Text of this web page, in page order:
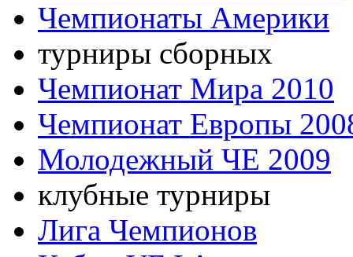
Чемпионаты Америки
турниры сборных
Чемпионат Мира 2010
Чемпионат Европы
Молодежный ЧЕ 2009
клубные турниры
Лига Чемпионов